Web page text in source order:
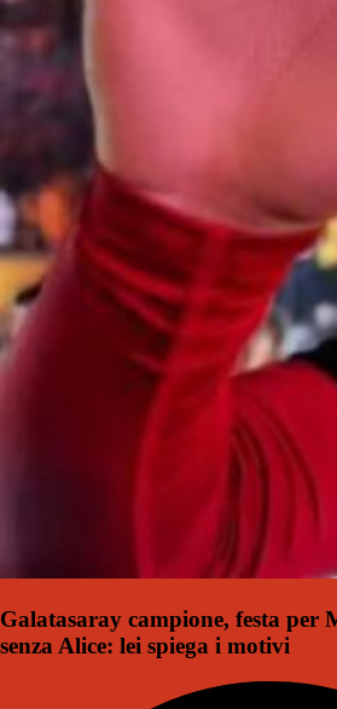
Galatasaray campione, festa per
senza Alice: lei spiega i motivi